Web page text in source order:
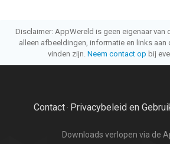
Disclaimer: AppWereld is geen eigenaar van
alleen afbeeldingen, informatie en links aan
vinden zijn. Neem contact op bij
Contact· Privacybeleid en
Downloads verlopen via de